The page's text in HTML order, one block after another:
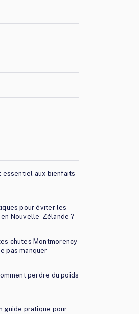
essentiel aux bienfaits
pour éviter les
Nouvelle-Zélande ?
chutes Montmorency
pas manquer
perdre du poids
guide pratique pour